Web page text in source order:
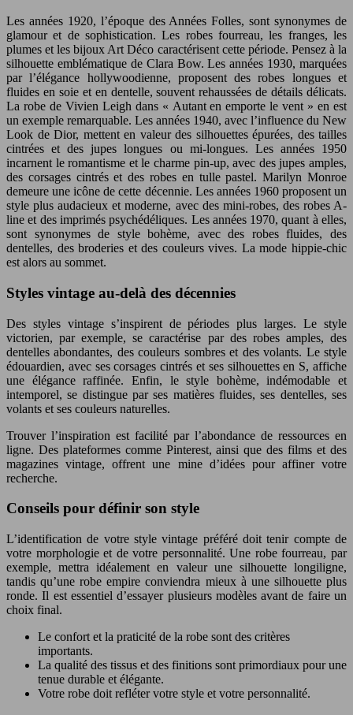
Les années 1920, l’époque des Années Folles, sont synonymes de
glamour et de sophistication. Les robes fourreau, les franges, les
plumes et les bijoux Art Déco caractérisent cette période. Pensez à la
silhouette emblématique de Clara Bow. Les années 1930, marquées
par l’élégance hollywoodienne, proposent des robes longues et
fluides en soie et en dentelle, souvent rehaussées de détails délicats.
La robe de Vivien Leigh dans « Autant en emporte le vent » en est
un exemple remarquable. Les années 1940, avec l’influence du New
Look de Dior, mettent en valeur des silhouettes épurées, des tailles
cintrées et des jupes longues ou mi-longues. Les années 1950
incarnent le romantisme et le charme pin-up, avec des jupes amples,
des corsages cintrés et des robes en tulle pastel. Marilyn Monroe
demeure une icône de cette décennie. Les années 1960 proposent un
style plus audacieux et moderne, avec des mini-robes, des robes A-
line et des imprimés psychédéliques. Les années 1970, quant à elles,
sont synonymes de style bohème, avec des robes fluides, des
dentelles, des broderies et des couleurs vives. La mode hippie-chic
est alors au sommet.
Styles vintage au-delà des décennies
Des styles vintage s’inspirent de périodes plus larges. Le style
victorien, par exemple, se caractérise par des robes amples, des
dentelles abondantes, des couleurs sombres et des volants. Le style
édouardien, avec ses corsages cintrés et ses silhouettes en S, affiche
une élégance raffinée. Enfin, le style bohème, indémodable et
intemporel, se distingue par ses matières fluides, ses dentelles, ses
volants et ses couleurs naturelles.
Trouver l’inspiration est facilité par l’abondance de ressources en
ligne. Des plateformes comme Pinterest, ainsi que des films et des
magazines vintage, offrent une mine d’idées pour affiner votre
recherche.
Conseils pour définir son style
L’identification de votre style vintage préféré doit tenir compte de
votre morphologie et de votre personnalité. Une robe fourreau, par
exemple, mettra idéalement en valeur une silhouette longiligne,
tandis qu’une robe empire conviendra mieux à une silhouette plus
ronde. Il est essentiel d’essayer plusieurs modèles avant de faire un
choix final.
Le confort et la praticité de la robe sont des critères
importants.
La qualité des tissus et des finitions sont primordiaux pour une
tenue durable et élégante.
Votre robe doit refléter votre style et votre personnalité.